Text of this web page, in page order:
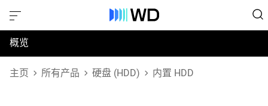
概览
规格
主页 所有产品 硬盘 (HDD) 内置 HDD